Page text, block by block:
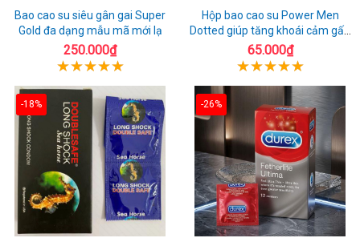
Bao cao su siêu gân gai Super
Gold đa dạng mẫu mã mới lạ
250.000₫
Hộp bao cao su Power Men
Dotted giúp tăng khoái cảm gấp
đôi
65.000₫
-18% -26%